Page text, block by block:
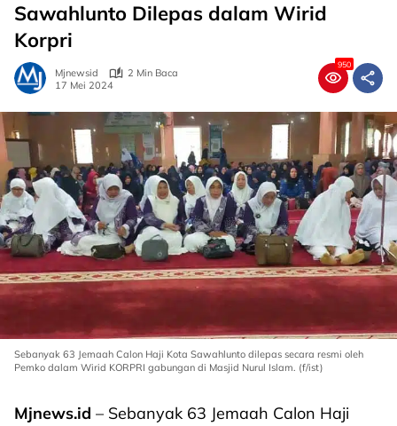
Sawahlunto Dilepas dalam Wirid
Korpri
Mjnewsid
2 Min Baca
17 Mei 2024
950
Sebanyak 63 Jemaah Calon Haji Kota Sawahlunto dilepas secara resmi oleh
Pemko dalam Wirid KORPRI gabungan di Masjid Nurul Islam. (f/ist)
Mjnews.id – Sebanyak 63 Jemaah Calon Haji